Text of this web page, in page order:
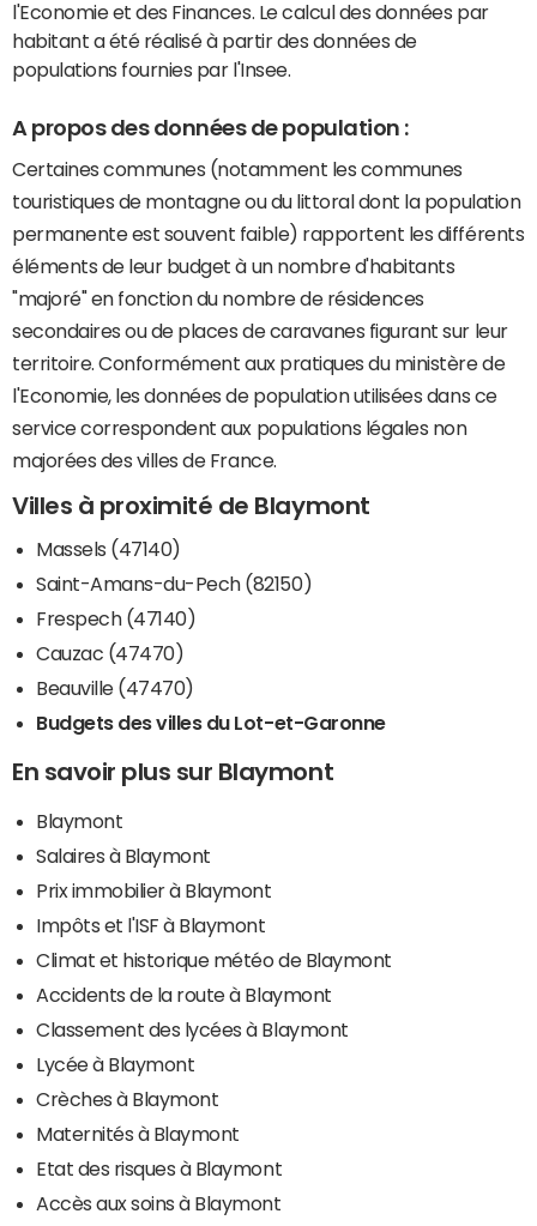
l'Economie et des Finances. Le calcul des données par
habitant a été réalisé à partir des données de
populations fournies par l'Insee.
A propos des données de population :
Certaines communes (notamment les communes
touristiques de montagne ou du littoral dont la population
permanente est souvent faible) rapportent les différents
éléments de leur budget à un nombre d'habitants
"majoré" en fonction du nombre de résidences
secondaires ou de places de caravanes figurant sur leur
territoire. Conformément aux pratiques du ministère de
l'Economie, les données de population utilisées dans ce
service correspondent aux populations légales non
majorées des villes de France.
Villes à proximité de Blaymont
Massels (47140)
Saint-Amans-du-Pech (82150)
Frespech (47140)
Cauzac (47470)
Beauville (47470)
Budgets des villes du Lot-et-Garonne
En savoir plus sur Blaymont
Blaymont
Salaires à Blaymont
Prix immobilier à Blaymont
Impôts et l'ISF à Blaymont
Climat et historique météo de Blaymont
Accidents de la route à Blaymont
Classement des lycées à Blaymont
Lycée à Blaymont
Crèches à Blaymont
Maternités à Blaymont
Etat des risques à Blaymont
Accès aux soins à Blaymont